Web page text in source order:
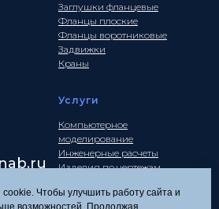
Заглушки фланцевые
Фланцы плоские
Фланцы воротниковые
Задвижки
Краны
Услуги
Компьютерное
моделирование
Инженерные расчеты
Изделия по чертежам
Чтобы улучшить работу сайта и